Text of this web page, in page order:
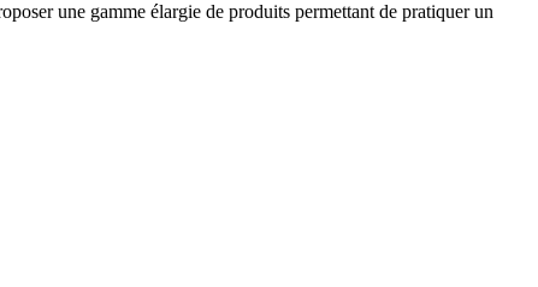
une gamme élargie de produits permettant de pratiquer un